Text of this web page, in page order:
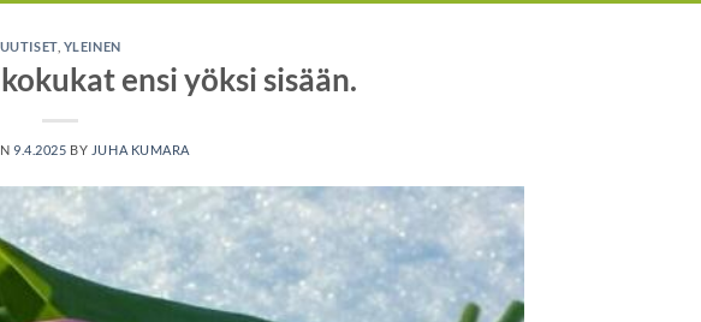
UUTISET, YLEINEN
ensi yöksi sisään.
9.4.2025 BY JUHA KUMARA